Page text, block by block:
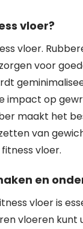
vloer?
vloer.
voor
impact op
maakt het
van
vloer.
en
vloer is
vloeren kunt